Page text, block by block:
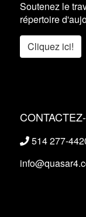
Soutenez le
répertoire
Cliquez ici!
514 277-